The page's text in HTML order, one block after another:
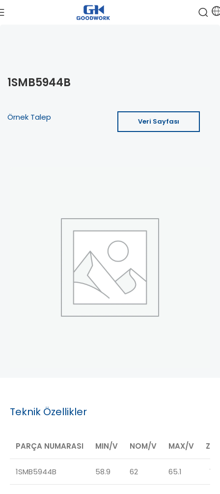
1SMB5944B
Örnek Talep Veri Sayfası
Teknik Özellikler
PARÇA NUMARASI MIN/V NOM/V MAX/V
1SMB5944B 58.9 62 65.1